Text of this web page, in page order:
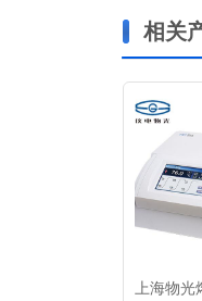
相关
微机熔点仪WRS-2A上海物光